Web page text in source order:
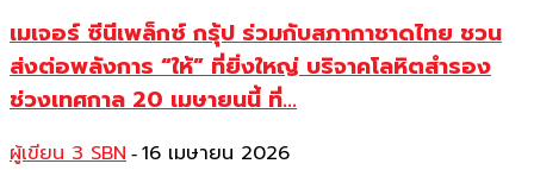
เมเจอร์ ซีนีเพล็กซ์ กรุ้ป ร่วมกับสภากาชาดไทย ชวน
ส่งต่อพลังการ “ให้” ที่ยิ่งใหญ่ บริจาคโลหิตสำรอง
ช่วงเทศกาล 20 เมษายนนี้ ที่...
ผู้เขียน 3 SBN - 16 เมษายน 2026